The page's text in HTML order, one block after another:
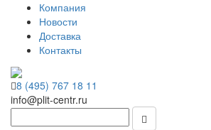
Компания
Новости
Доставка
Контакты
8 (495) 767 18 11
info@plit-centr.ru